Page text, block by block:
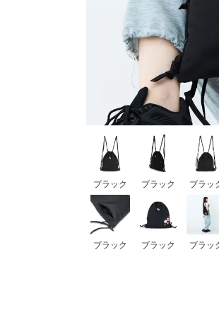
財
長
ブラック ブラック ブラッ
ブラック ブラック ブラッ